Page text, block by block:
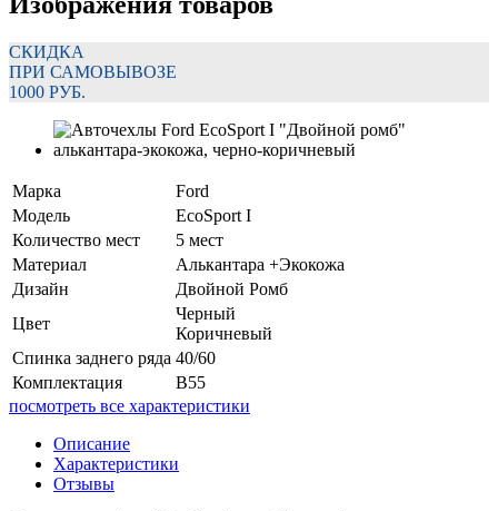
СКИДКА
ПРИ САМОВЫВОЗЕ
1000 РУБ.
Марка
Ford
Модель
EcoSport I
Количество мест
5 мест
Материал
Алькантара +Экокожа
Дизайн
Двойной Ромб
Цвет
Черный
Коричневый
Спинка заднего ряда 40/60
Комплектация
В55
посмотреть все характеристики
Описание
Характеристики
Отзывы